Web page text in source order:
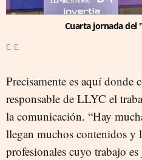
Cuarta jornada del
E. E.
Precisamente es aquí donde
responsable de LLYC el
la comunicación. “Hay
llegan muchos contenidos y
profesionales cuyo trabajo